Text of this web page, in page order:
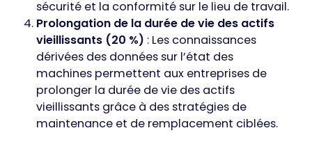
sécurité et la conformité sur le lieu de travail.
Prolongation de la durée de vie des actifs
vieillissants (20 %) : Les connaissances
dérivées des données sur l’état des
machines permettent aux entreprises de
prolonger la durée de vie des actifs
vieillissants grâce à des stratégies de
maintenance et de remplacement ciblées.